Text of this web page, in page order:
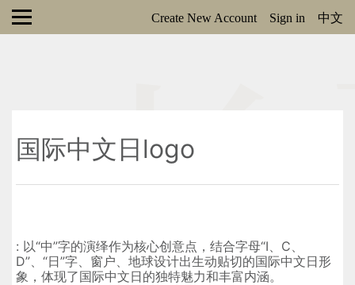
Create New Account Sign in 中文
国际中文日logo
: 以“中”字的演绎作为核心创意点，结合字母“I、C、
D”、“日”字、窗户、地球设计出生动贴切的国际中文日形
象，体现了国际中文日的独特魅力和丰富内涵。